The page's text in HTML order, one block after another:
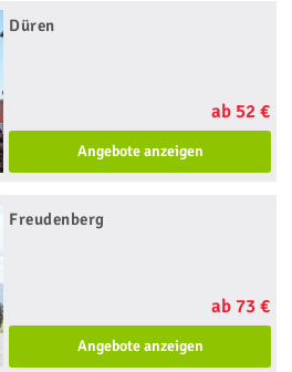
Düren
ab 52 €
Angebote anzeigen
Freudenberg
ab 73 €
Angebote anzeigen